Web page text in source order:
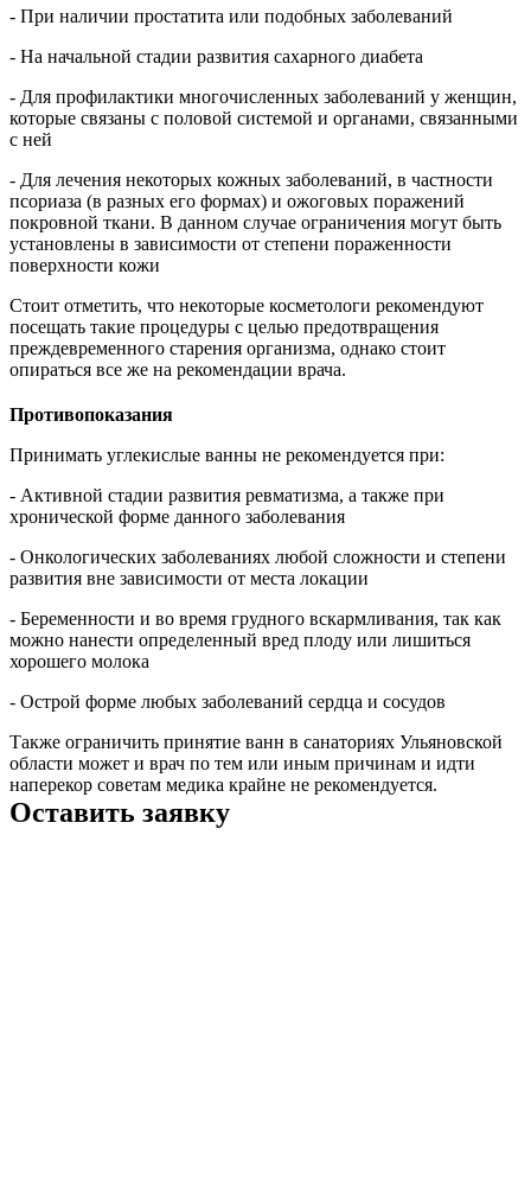
- При наличии простатита или подобных заболеваний
- На начальной стадии развития сахарного диабета
- Для профилактики многочисленных заболеваний у женщин,
которые связаны с половой системой и органами, связанными
с ней
- Для лечения некоторых кожных заболеваний, в частности
псориаза (в разных его формах) и ожоговых поражений
покровной ткани. В данном случае ограничения могут быть
установлены в зависимости от степени пораженности
поверхности кожи
Стоит отметить, что некоторые косметологи рекомендуют
посещать такие процедуры с целью предотвращения
преждевременного старения организма, однако стоит
опираться все же на рекомендации врача.
Противопоказания
Принимать углекислые ванны не рекомендуется при:
- Активной стадии развития ревматизма, а также при
хронической форме данного заболевания
- Онкологических заболеваниях любой сложности и степени
развития вне зависимости от места локации
- Беременности и во время грудного вскармливания, так как
можно нанести определенный вред плоду или лишиться
хорошего молока
- Острой форме любых заболеваний сердца и сосудов
Также ограничить принятие ванн в санаториях Ульяновской
области может и врач по тем или иным причинам и идти
наперекор советам медика крайне не рекомендуется.
Оставить заявку